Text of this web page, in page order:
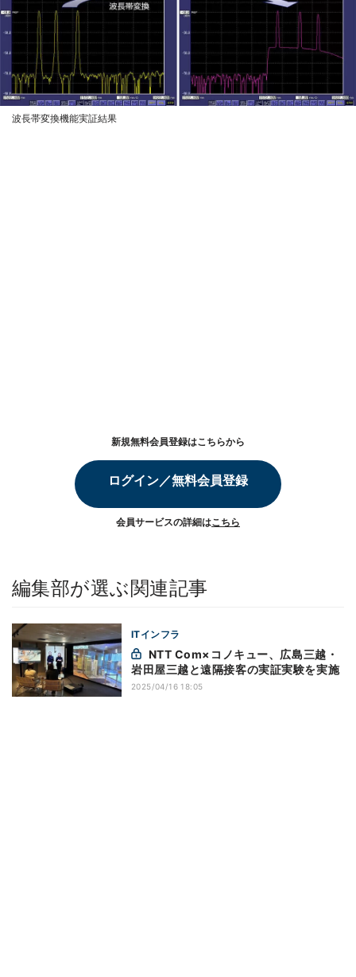
波長帯変換機能実証結果
新規無料会員登録はこちらから
ログイン／無料会員登録
会員サービスの詳細はこちら
編集部が選ぶ関連記事
ITインフラ
岩田屋三越と遠隔接客の実証実験を実施
2025/04/16 18:05